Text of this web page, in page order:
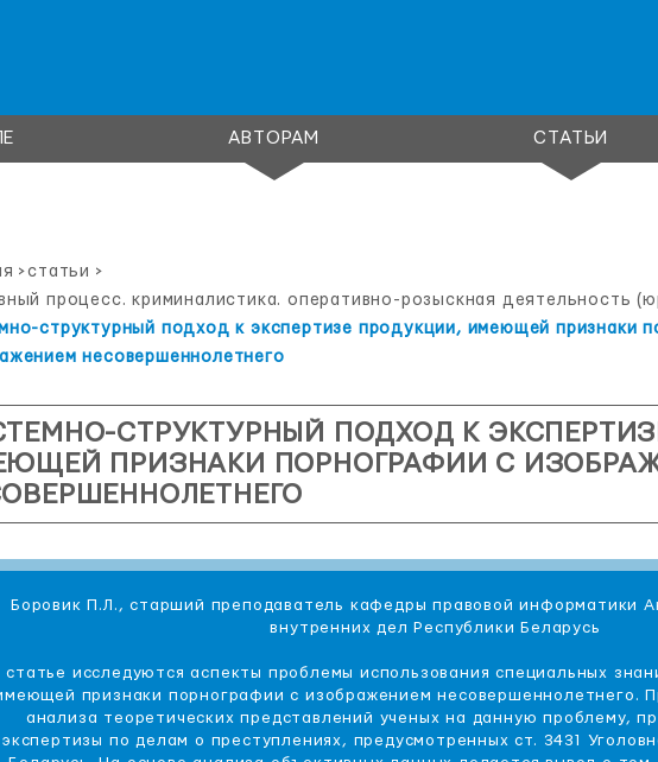
АВТОРАМ СТАТЬИ
>статьи >
процесс. криминалистика. оперативно-розыскная деятельность
структурный подход к экспертизе продукции, имеющей признаки
несовершеннолетнего
СТРУКТУРНЫЙ ПОДХОД К
ПРИЗНАКИ ПОРНОГРАФИИ С
Боровик П.Л., старший преподаватель кафедры правовой информатики
внутренних дел Республики Беларусь
статье исследуются аспекты проблемы использования специальных
признаки порнографии с изображением несовершеннолетнего.
анализа теоретических представлений ученых на данную проблему,
экспертизы по делам о преступлениях, предусмотренных ст. 3431